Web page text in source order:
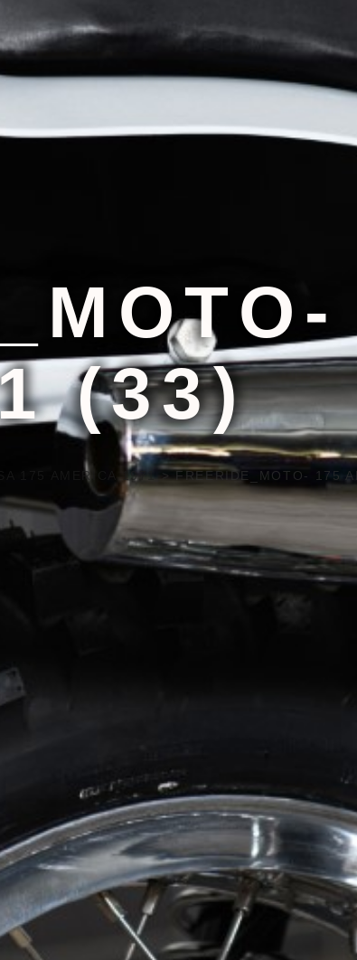
(33)
175 AMERICA 1971>FREERIDE_MOTO- 175